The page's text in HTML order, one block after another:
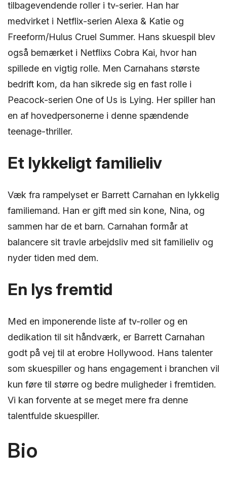
tilbagevendende roller i tv-serier. Han har
medvirket i Netflix-serien Alexa & Katie og
Freeform/Hulus Cruel Summer. Hans skuespil blev
også bemærket i Netflixs Cobra Kai, hvor han
spillede en vigtig rolle. Men Carnahans største
bedrift kom, da han sikrede sig en fast rolle i
Peacock-serien One of Us is Lying. Her spiller han
en af hovedpersonerne i denne spændende
teenage-thriller.
Et lykkeligt familieliv
Væk fra rampelyset er Barrett Carnahan en lykkelig
familiemand. Han er gift med sin kone, Nina, og
sammen har de et barn. Carnahan formår at
balancere sit travle arbejdsliv med sit familieliv og
nyder tiden med dem.
En lys fremtid
Med en imponerende liste af tv-roller og en
dedikation til sit håndværk, er Barrett Carnahan
godt på vej til at erobre Hollywood. Hans talenter
som skuespiller og hans engagement i branchen vil
kun føre til større og bedre muligheder i fremtiden.
Vi kan forvente at se meget mere fra denne
talentfulde skuespiller.
Bio